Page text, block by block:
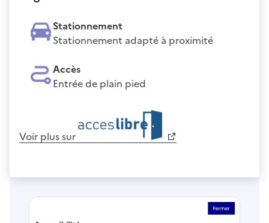
Stationnement
Stationnement adapté à proximité
Accès
Entrée de plain pied
Voir plus sur